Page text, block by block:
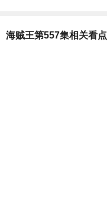
海贼王第557集相关看点